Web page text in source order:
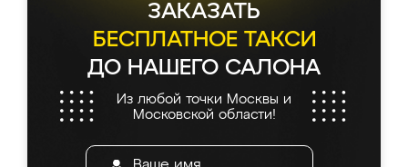
ЗАКАЗАТЬ
БЕСПЛАТНОЕ ТАКСИ
ДО НАШЕГО САЛОНА
Из любой точки Москвы и
Московской области!